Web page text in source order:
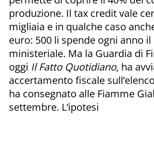
produzione. Il tax credit vale
migliaia e in qualche caso
euro: 500 li spende ogni anno
ministeriale. Ma la Guardia di
oggi Il Fatto Quotidiano, ha
accertamento fiscale
ha consegnato alle Fiamme
settembre. L’ipotesi